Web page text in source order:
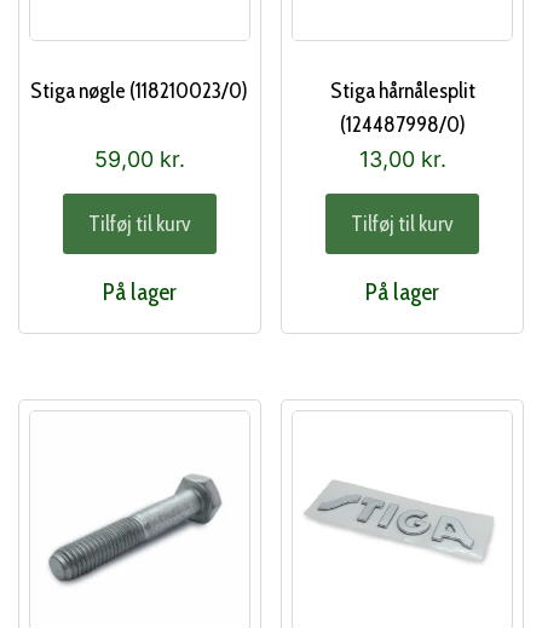
Stiga nøgle (118210023/0)
59,00 kr.
Tilføj til kurv
På lager
Stiga hårnålesplit
(124487998/0)
13,00 kr.
Tilføj til kurv
På lager